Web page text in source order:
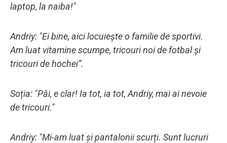
laptop, la naiba!"
Andriy: "Ei bine, aici locuiește o familie de sportivi.
Am luat vitamine scumpe, tricouri noi de fotbal și
tricouri de hochei”.
Soția: "Păi, e clar! Ia tot, ia tot, Andriy, mai ai nevoie
de tricouri."
Andriy: "Mi-am luat și pantalonii scurți. Sunt lucruri